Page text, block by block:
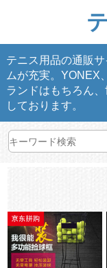
テニス用品の通販
ムが充実。YONEX
ランドはもちろん
しております。